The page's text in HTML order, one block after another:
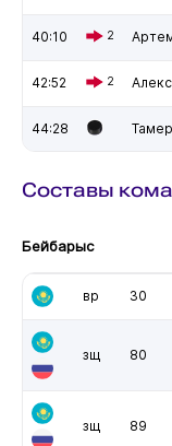
40:10 2
42:52 2
44:28
Составы
Бейбарыс
вр 30
зщ 80
зщ 89